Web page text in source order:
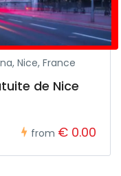
Nice, France
de Nice
from € 0.00